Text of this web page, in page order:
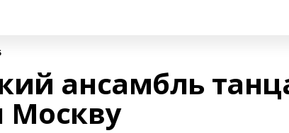
ансамбль
Москву